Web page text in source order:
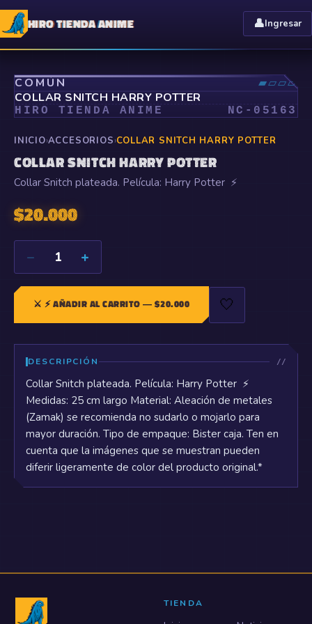
HIRO TIENDA ANIME 👤Ingresar
COMÚN ▰▱▱▱
⤢
COLLAR SNITCH HARRY POTTER
HIRO TIENDA ANIME NC- 05163
INICIO›ACCESORIOS›COLLAR SNITCH HARRY POTTER
COLLAR SNITCH HARRY POTTER
Collar Snitch plateada. Película: Harry Potter ⚡
$20.000
− 1 +
⚔️⚡ AÑADIR AL CARRITO — $20.000 🤍
DESCRIPCIÓN
Collar Snitch plateada. Película: Harry Potter ⚡
Medidas: 25 cm largo Material: Aleación de metales
(Zamak) se recomienda no sudarlo o mojarlo para
mayor duración. Tipo de empaque: Bister caja. Ten en
cuenta que la imágenes que se muestran pueden
diferir ligeramente de color del producto original.*
TIENDA